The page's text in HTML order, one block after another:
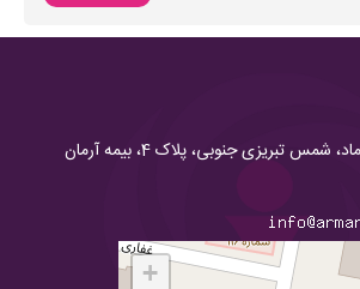
شمس تبریزی جنوبی، پلاک 4، بیمه آرمان
+